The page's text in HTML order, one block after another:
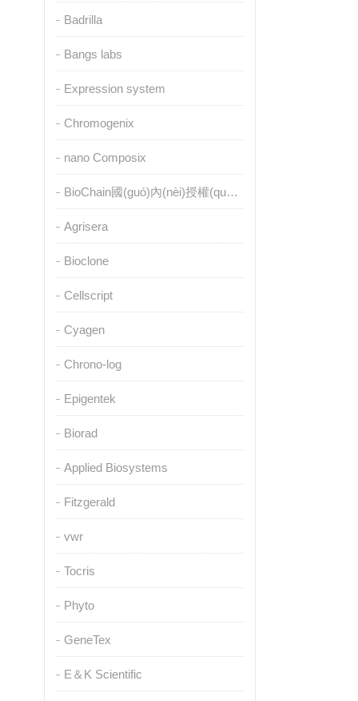
Badrilla
Bangs labs
Expression system
Chromogenix
nano Composix
BioChain國(guó)內(nèi)授權(quán)代理
Agrisera
Bioclone
Cellscript
Cyagen
Chrono-log
Epigentek
Biorad
Applied Biosystems
Fitzgerald
vwr
Tocris
Phyto
GeneTex
E＆K Scientific